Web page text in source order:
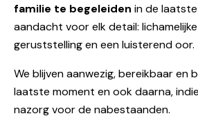
familie te begeleiden in de
aandacht voor elk detail:
geruststelling en een luisterend oor.
We blijven aanwezig, bereikbaar
laatste moment en ook daarna,
nazorg voor de nabestaanden.